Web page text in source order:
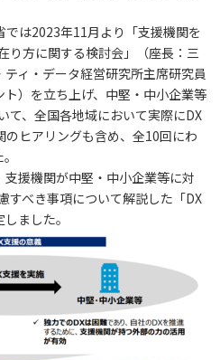
では2023年11月より「支援機関を
り方に関する検討会」（座長：三
ィ・データ経営研究所主席研究員
）を立ち上げ、中堅・中小企業等
て、全国各地域において実際にDX
ヒアリングも含め、全10回にわ
援機関が中堅・中小企業等に対
すべき事項について解説した「DX
ました。